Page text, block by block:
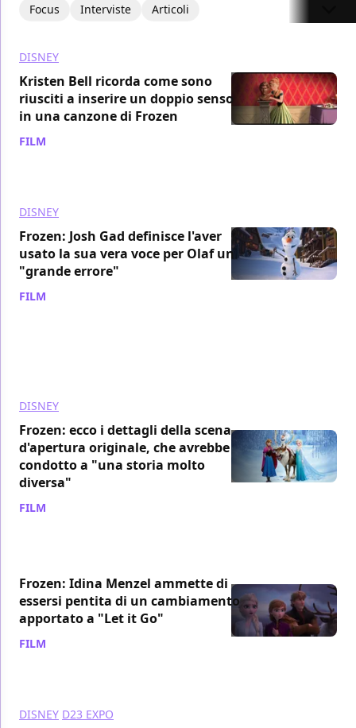
Focus Interviste Articoli
DISNEY
Kristen Bell ricorda come sono
riusciti a inserire un doppio senso
in una canzone di Frozen
FILM
DISNEY
Frozen: Josh Gad definisce l'aver
usato la sua vera voce per Olaf un
"grande errore"
FILM
DISNEY
Frozen: ecco i dettagli della scena
d'apertura originale, che avrebbe
condotto a "una storia molto
diversa"
FILM
Frozen: Idina Menzel ammette di
essersi pentita di un cambiamento
apportato a "Let it Go"
FILM
DISNEY D23 EXPO